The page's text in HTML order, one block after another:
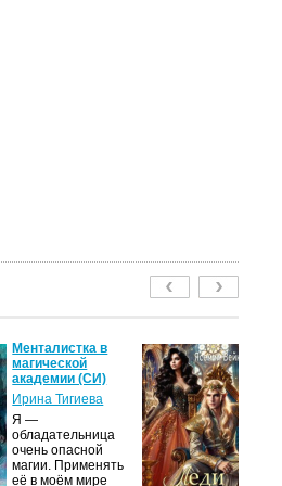
Менталистка в
магической
академии (СИ)
Ирина Тигиева
Я —
обладательница
очень опасной
магии. Применять
её в моём мире